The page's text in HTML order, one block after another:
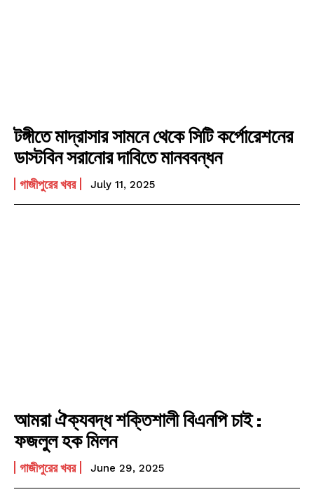
টঙ্গীতে মাদ্রাসার সামনে থেকে সিটি কর্পোরেশনের
ডাস্টবিন সরানোর দাবিতে মানববন্ধন
গাজীপুরের খবর July 11, 2025
আমরা ঐক্যবদ্ধ শক্তিশালী বিএনপি চাই :
ফজলুল হক মিলন
গাজীপুরের খবর June 29, 2025